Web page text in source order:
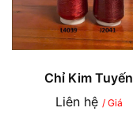
Chỉ Kim Tuyến
Liên hệ / Giá